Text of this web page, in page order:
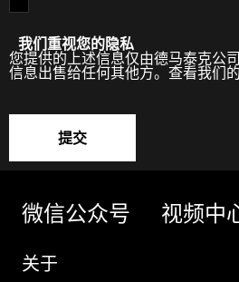
我们重视您的隐私
您提供的上述信息仅由德马泰克公
信息出售给任何其他方。查看我们的
提交
微信公众号 视频中
关于